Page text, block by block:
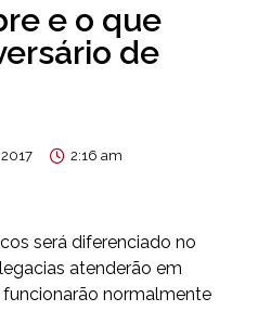
e o que
de
2:16 am
será diferenciado no
atenderão em
normalmente